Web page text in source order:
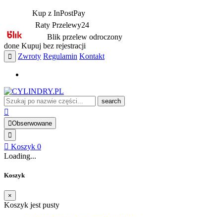
Kup z InPostPay
Raty Przelewy24
Blik przelew odroczony
done Kupuj bez rejestracji
Zwroty Regulamin Kontakt
search
Obserwowane
Koszyk 0
Loading...
Koszyk
×
Koszyk jest pusty